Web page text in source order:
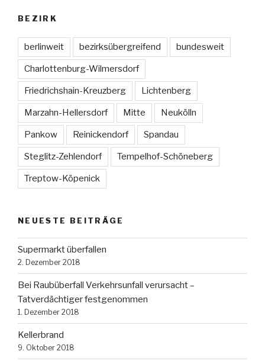
BEZIRK
berlinweit bezirksübergreifend bundesweit
Charlottenburg-Wilmersdorf
Friedrichshain-Kreuzberg Lichtenberg
Marzahn-Hellersdorf Mitte Neukölln
Pankow Reinickendorf Spandau
Steglitz-Zehlendorf Tempelhof-Schöneberg
Treptow-Köpenick
NEUESTE BEITRÄGE
Supermarkt überfallen
2. Dezember 2018
Bei Raubüberfall Verkehrsunfall verursacht –
Tatverdächtiger festgenommen
1. Dezember 2018
Kellerbrand
9. Oktober 2018